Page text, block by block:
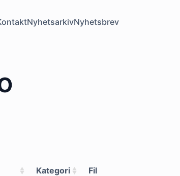
NyhetsarkivNyhetsbrev
Kategori Fil